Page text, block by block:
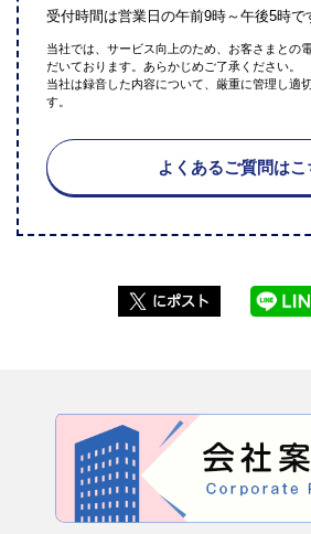
受付時間は営業日の午前9時～午後5時で
当社では、サービス向上のため、お客さまとの
だいております。あらかじめご了承ください。
当社は録音した内容について、厳重に管理し適
す。
よくあるご質問はこ